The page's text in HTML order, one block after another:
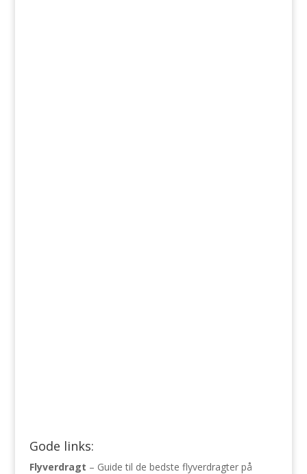
Gode links:
Flyverdragt – Guide til de bedste flyverdragter på